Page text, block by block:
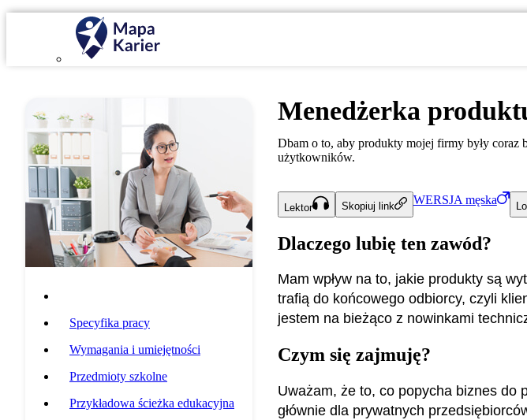
Specyfika pracy
Wymagania i umiejętności
Przedmioty szkolne
Przykładowa ścieżka edukacyjna
Menedżerka
Dbam o to, aby produkty mojej firmy były coraz
użytkowników.
Lektor Skopiuj link WERSJA męska
Dlaczego lubię ten zawód?
Mam wpływ na to, jakie produkty są
trafią do końcowego odbiorcy, czyli
jestem na bieżąco z nowinkami
Czym się zajmuję?
Uważam, że to, co popycha biznes do
głównie dla prywatnych